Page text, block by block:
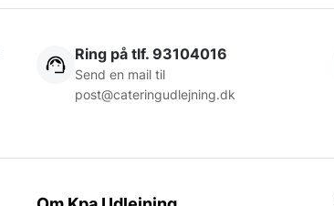
Ring på tlf. 93104016
Send en mail til
post@cateringudlejning.dk